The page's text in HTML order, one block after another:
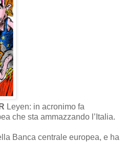
Leyen: in acronimo fa
che sta ammazzando l’Italia.
Banca centrale europea, e ha